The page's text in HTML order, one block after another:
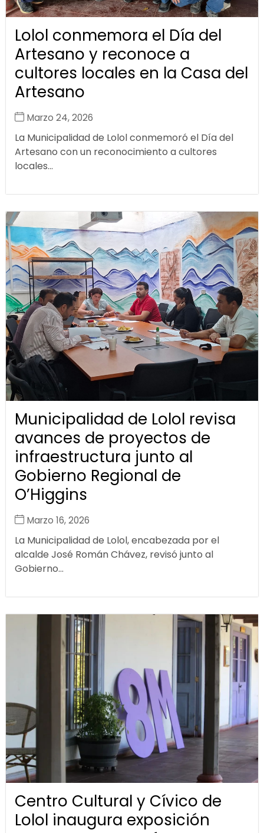
Lolol conmemora el Día del
Artesano y reconoce a
cultores locales en la Casa del
Artesano
Marzo 24, 2026
La Municipalidad de Lolol conmemoró el Día del
Artesano con un reconocimiento a cultores
locales...
Municipalidad de Lolol revisa
avances de proyectos de
infraestructura junto al
Gobierno Regional de
O’Higgins
Marzo 16, 2026
La Municipalidad de Lolol, encabezada por el
alcalde José Román Chávez, revisó junto al
Gobierno...
Centro Cultural y Cívico de
Lolol inaugura exposición